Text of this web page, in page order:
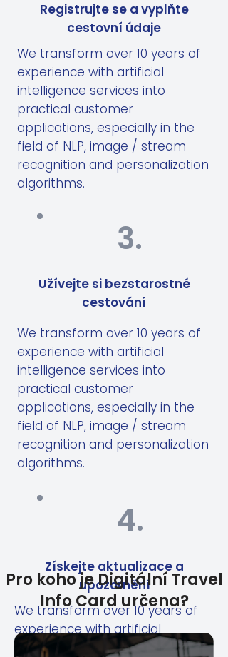
Registrujte se a vyplňte
cestovní údaje
We transform over 10 years of
experience with artificial
intelligence services into
practical customer
applications, especially in the
field of NLP, image / stream
recognition and personalization
algorithms.
3.
Užívejte si bezstarostné
cestování
We transform over 10 years of
experience with artificial
intelligence services into
practical customer
applications, especially in the
field of NLP, image / stream
recognition and personalization
algorithms.
4.
Získejte aktualizace a
upozornění
We transform over 10 years of
experience with artificial
intelligence services into
Pro koho je Digitální Travel
Info Card určena?